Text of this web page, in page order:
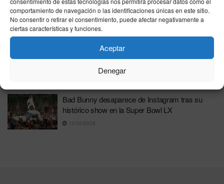
comportamiento de navegación o las identificaciones únicas en este sitio.
No consentir o retirar el consentimiento, puede afectar negativamente a
ciertas características y funciones.
Aceptar
Denegar
Un asistente al concierto de Bad Bunny en
Barcelona denuncia la masificación de la zona
VIP tras pagar 500 euros por su entrada
23/05/2026
Madrid roza el lleno hotelero para junio: el Papa
León XIV y Bad Bunny disparan la ocupación
Bad Bunny desaparece de Instagram tras su
histórico show en la Super Bowl LX
10/02/2026